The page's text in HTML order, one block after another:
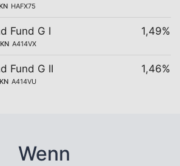
HAFX75
Fund G I
A414VX
1,49%
Fund G II
A414VU
1,46%
Wenn